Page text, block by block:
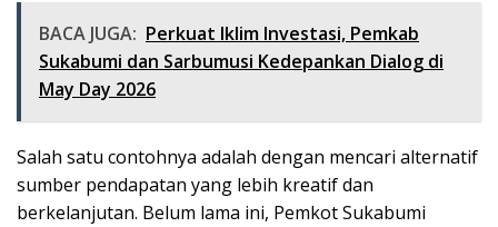
BACA JUGA: Perkuat Iklim Investasi, Pemkab
Sukabumi dan Sarbumusi Kedepankan Dialog di
May Day 2026
Salah satu contohnya adalah dengan mencari alternatif
sumber pendapatan yang lebih kreatif dan
berkelanjutan. Belum lama ini, Pemkot Sukabumi